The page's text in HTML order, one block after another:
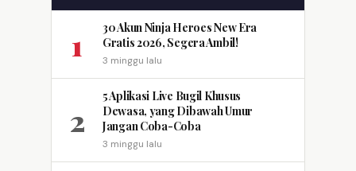
1
30 Akun Ninja Heroes New Era
Gratis 2026, Segera Ambil!
3 minggu lalu
2
5 Aplikasi Live Bugil Khusus
Dewasa, yang Dibawah Umur
Jangan Coba-Coba
3 minggu lalu